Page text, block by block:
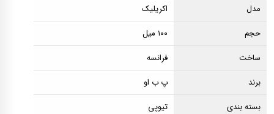
مدل
اکریلیک
حجم
۱۰۰ میل
ساخت
فرانسه
برند
پ ب او
بسته بندی
تیوپی